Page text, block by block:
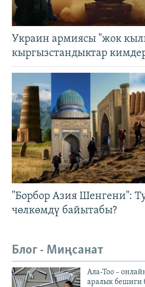
Украин армиясы "жок
кыргызстандыктар
"Борбор Азия Шенгени":
чөлкөмдү байытабы?
Блог - Миңсанат
Ала-Тоо –
аралык бешиги